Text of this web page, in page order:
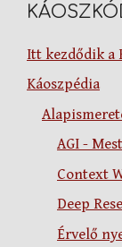
Itt kezdődik a
Káoszpédia
AGI -
Context
Deep
Érvelő